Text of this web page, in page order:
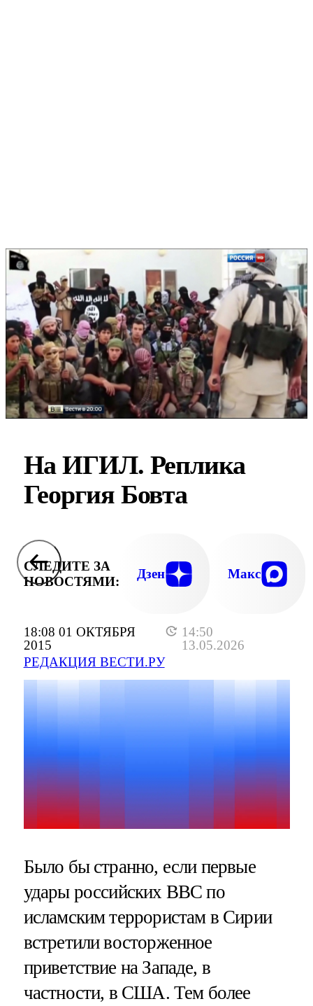
18:08 01 ОКТЯБРЯ
2015
14:50
13.05.2026
РЕДАКЦИЯ ВЕСТИ.РУ
На ИГИЛ. Реплика
Георгия Бовта
СЛЕДИТЕ ЗА
НОВОСТЯМИ:
Дзен Макс
Было бы странно, если первые
удары российских ВВС по
исламским террористам в Сирии
встретили восторженное
приветствие на Западе, в
частности, в США. Тем более